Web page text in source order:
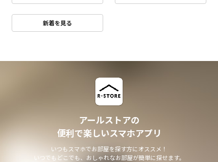
新着を見る
アールストアの
便利で楽しいスマホアプリ
いつもスマホでお部屋を探す方にオススメ！
いつでもどこでも、おしゃれなお部屋が簡単に探せます。